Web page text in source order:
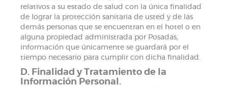
relativos a su estado de salud con la única finalidad
de lograr la protección sanitaria de usted y de las
demás personas que se encuentran en el hotel o en
alguna propiedad administrada por Posadas,
información que únicamente se guardará por el
tiempo necesario para cumplir con dicha finalidad.
D. Finalidad y Tratamiento de la
Información Personal.